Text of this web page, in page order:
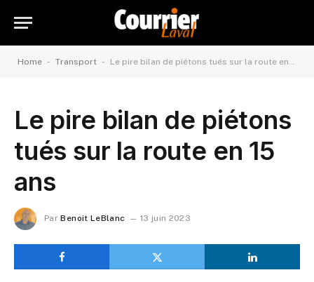
Home - Transport - Le pire bilan de piétons tués sur la route en 15 ans
Le pire bilan de piétons
tués sur la route en 15
ans
Par Benoit LeBlanc 13 juin 2023